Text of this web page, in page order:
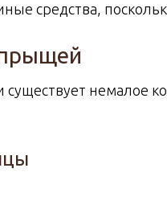
средства,
немалое